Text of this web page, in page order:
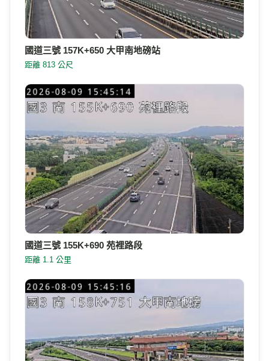
國道三號 157K+650 大甲南地磅站
距離 813 公尺
國道三號 155K+690 苑裡路段
距離 1.1 公里